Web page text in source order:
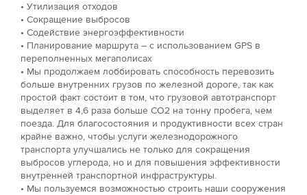
• Утилизация отходов
• Сокращение выбросов
• Содействие энергоэффективности
• Планирование маршрута – с использованием GPS в
переполненных мегаполисах
• Мы продолжаем лоббировать способность перевозить
больше внутренних грузов по железной дороге, так как
простой факт состоит в том, что грузовой автотранспорт
выделяет в 4,6 раза больше CO2 на тонну пробега, чем
поезда. Для благосостояния и продуктивности всех стран
крайне важно, чтобы услуги железнодорожного
транспорта улучшались не только для сокращения
выбросов углерода, но и для повышения эффективности
внутренней транспортной инфраструктуры.
• Мы пользуемся возможностью строить наши сооружения